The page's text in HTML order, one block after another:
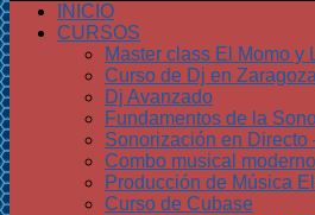
INICIO
CURSOS
Master class El Momo y
Curso de Dj en Zaragoza
Dj Avanzado
Fundamentos de la
Sonorización en Directo
Combo musical
Producción de Música
Curso de Cubase